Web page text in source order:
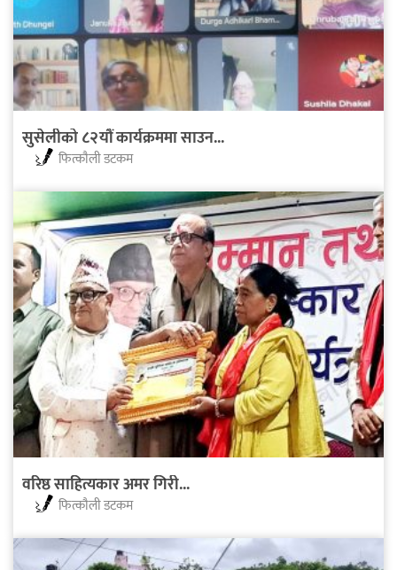
सुसेलीको ८२यौं कार्यक्रममा साउन...
फित्काैली डटकम
वरिष्ठ साहित्यकार अमर गिरी...
फित्काैली डटकम